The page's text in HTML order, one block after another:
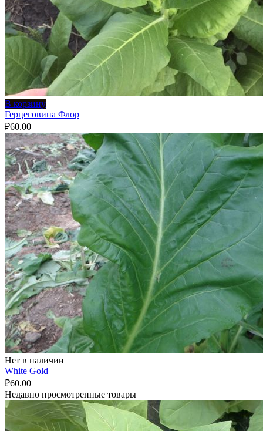
В корзину
Герцеговина Флор
₽60.00
Нет в наличии
White Gold
₽60.00
Недавно просмотренные товары